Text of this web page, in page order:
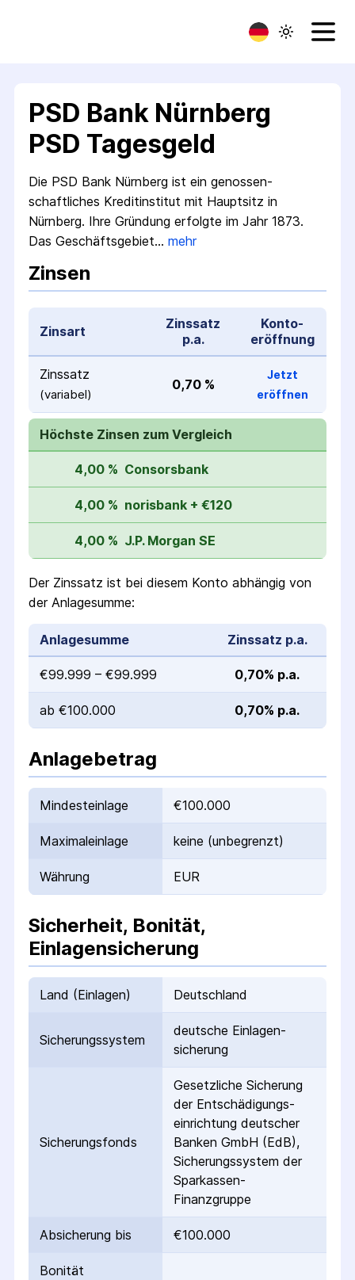
PSD Bank Nürnberg
PSD Tagesgeld
Die PSD Bank Nürnberg ist ein genossen­
schaftliches Kredit­institut mit Hauptsitz in
Nürnberg. Ihre Gründung erfolgte im Jahr 1873.
Das Geschäfts­gebiet… mehr
Zinsen
Zinsart
Zinssatz
p.a.
Konto­
eröffnung
Zinssatz
(variabel)
0,70 %
Jetzt
eröffnen
Höchste Zinsen zum Vergleich
4,00 % Consorsbank
4,00 % norisbank + €120
4,00 % J.P. Morgan SE
Der Zinssatz ist bei diesem Konto abhängig von
der Anlagesumme:
Anlagesumme Zinssatz p.a.
€99.999 – €99.999 0,70% p.a.
ab €100.000 0,70% p.a.
Anlagebetrag
Mindesteinlage €100.000
Maximaleinlage keine (unbegrenzt)
Währung EUR
Sicherheit, Bonität,
Einlagensicherung
Land (Einlagen) Deutschland
Sicherungs­system
deutsche Einlagen­
sicherung
Sicherungs­fonds
Gesetzliche Sicherung
der Entschädigungs­
einrichtung deutscher
Banken GmbH (EdB),
Sicherungssystem der
Sparkassen-
Finanzgruppe
Absicherung bis €100.000
Bonität